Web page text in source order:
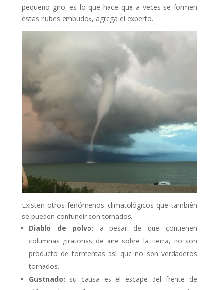
pequeño giro, es lo que hace que a veces se formen
estas nubes embudo», agrega el experto.
Existen otros fenómenos climatológicos que también
se pueden confundir con tornados.
Diablo de polvo: a pesar de que contienen
columnas giratorias de aire sobre la tierra, no son
producto de tormentas así que no son verdaderos
tornados.
Gustnado: su causa es el escape del frente de